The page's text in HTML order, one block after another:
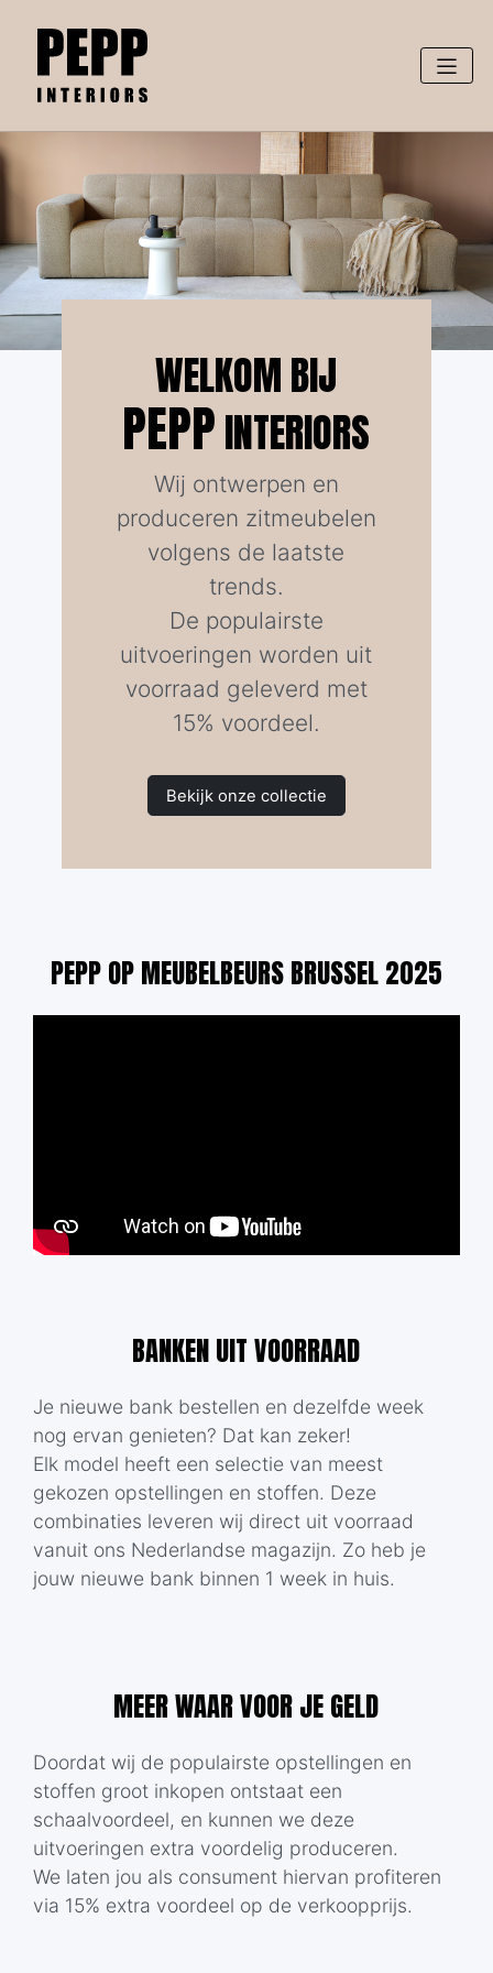
WELKOM BIJ
PEPPINTERIORS
Wij ontwerpen en
produceren zitmeubelen
volgens de laatste
trends.
De populairste
uitvoeringen worden uit
voorraad geleverd met
15% voordeel.
Bekijk onze collectie
PEPP OP MEUBELBEURS BRUSSEL 2025
BANKEN UIT VOORRAAD
Je nieuwe bank bestellen en dezelfde week
nog ervan genieten? Dat kan zeker!
Elk model heeft een selectie van meest
gekozen opstellingen en stoffen. Deze
combinaties leveren wij direct uit voorraad
vanuit ons Nederlandse magazijn. Zo heb je
jouw nieuwe bank binnen 1 week in huis.
MEER WAAR VOOR JE GELD
Doordat wij de populairste opstellingen en
stoffen groot inkopen ontstaat een
schaalvoordeel, en kunnen we deze
uitvoeringen extra voordelig produceren.
We laten jou als consument hiervan profiteren
via 15% extra voordeel op de verkoopprijs.